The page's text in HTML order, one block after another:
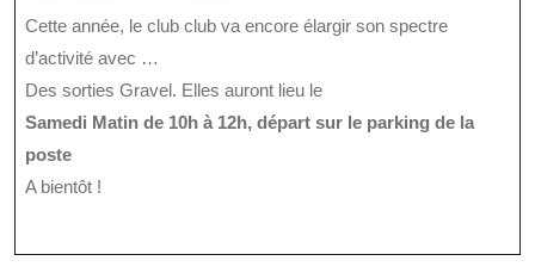
Cette année, le club club va encore élargir son spectre
d’activité avec …
Des sorties Gravel. Elles auront lieu le
Samedi Matin de 10h à 12h, départ sur le parking de la
poste
A bientôt !